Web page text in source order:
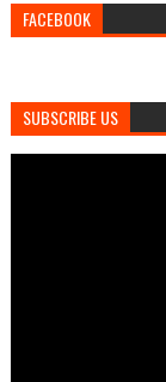
FACEBOOK
SUBSCRIBE US